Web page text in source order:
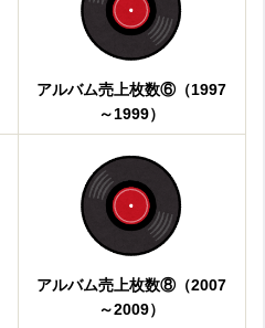
アルバム売上枚数⑥（1997
～1999）
アルバム売上枚数⑧（2007
～2009）